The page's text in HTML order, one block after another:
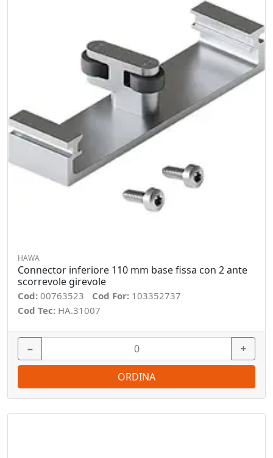
HAWA
Connector inferiore 110 mm base fissa con 2 ante
scorrevole girevole
Cod: 00763523 Cod For: 103352737
Cod Tec: HA.31007
− +
ORDINA